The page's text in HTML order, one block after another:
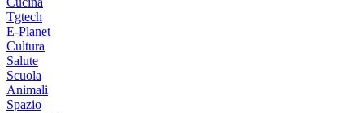
Tgtech
E-Planet
Cultura
Salute
Scuola
Animali
Spazio